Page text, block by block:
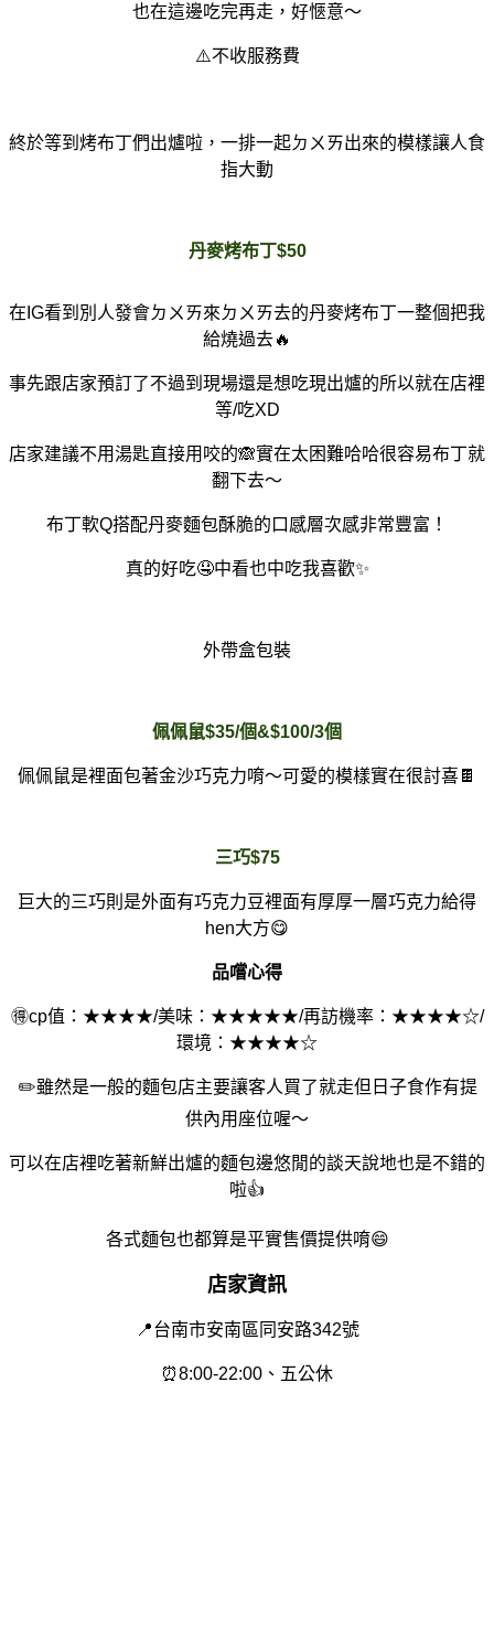
也在這邊吃完再走，好愜意～
⚠️不收服務費
終於等到烤布丁們出爐啦，一排一起ㄉㄨㄞ出來的模樣讓人食
指大動
丹麥烤布丁$50
在IG看到別人發會ㄉㄨㄞ來ㄉㄨㄞ去的丹麥烤布丁一整個把我
給燒過去🔥
事先跟店家預訂了不過到現場還是想吃現出爐的所以就在店裡
等/吃XD
店家建議不用湯匙直接用咬的🙈實在太困難哈哈很容易布丁就
翻下去～
布丁軟Q搭配丹麥麵包酥脆的口感層次感非常豐富！
真的好吃🤤中看也中吃我喜歡✨
外帶盒包裝
佩佩鼠$35/個&$100/3個
佩佩鼠是裡面包著金沙巧克力唷～可愛的模樣實在很討喜🍫
三巧$75
巨大的三巧則是外面有巧克力豆裡面有厚厚一層巧克力給得
hen大方😋
品嚐心得
🉐cp值：★★★★/美味：★★★★★/再訪機率：★★★★☆/
環境：★★★★☆
✏️雖然是一般的麵包店主要讓客人買了就走但日子食作有提
供內用座位喔～
可以在店裡吃著新鮮出爐的麵包邊悠閒的談天說地也是不錯的
啦👍
各式麵包也都算是平實售價提供唷😄
店家資訊
📍台南市安南區同安路342號
⏰8:00-22:00、五公休